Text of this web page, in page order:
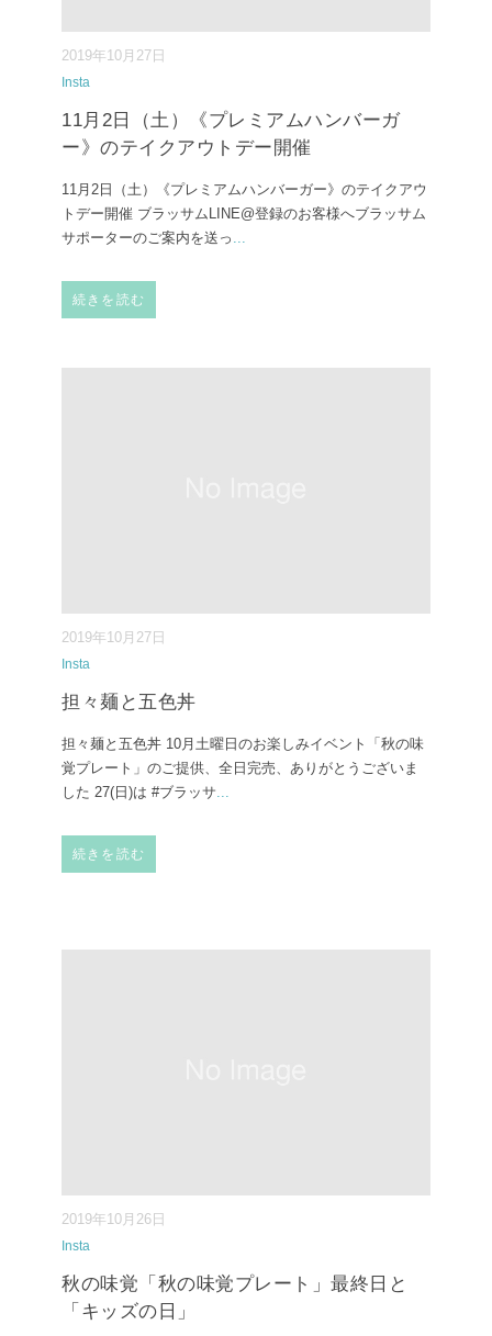
2019年10月27日
Insta
11月2日（土）《プレミアムハンバーガ
ー》のテイクアウトデー開催
11月2日（土）《プレミアムハンバーガー》のテイクアウ
トデー開催 ブラッサムLINE@登録のお客様へブラッサム
サポーターのご案内を送っ ...
続きを読む
2019年10月27日
Insta
担々麺と五色丼
担々麺と五色丼 10月土曜日のお楽しみイベント「秋の味
覚プレート」のご提供、全日完売、ありがとうございま
した 27(日)は #ブラッサ...
続きを読む
2019年10月26日
Insta
秋の味覚「秋の味覚プレート」最終日と
「キッズの日」